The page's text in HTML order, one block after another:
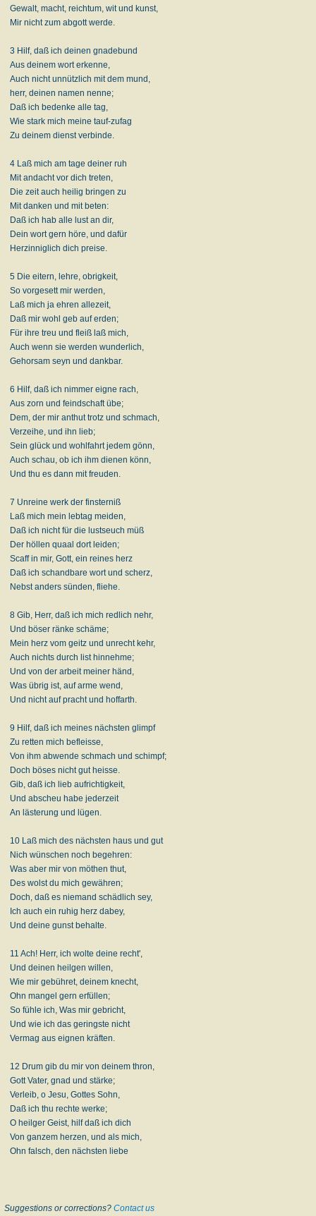
Gewalt, macht, reichtum, wit und kunst,
Mir nicht zum abgott werde.
3 Hilf, daß ich deinen gnadebund
Aus deinem wort erkenne,
Auch nicht unnützlich mit dem mund,
herr, deinen namen nenne;
Daß ich bedenke alle tag,
Wie stark mich meine tauf-zufag
Zu deinem dienst verbinde.
4 Laß mich am tage deiner ruh
Mit andacht vor dich treten,
Die zeit auch heilig bringen zu
Mit danken und mit beten:
Daß ich hab alle lust an dir,
Dein wort gern höre, und dafür
Herzinniglich dich preise.
5 Die eitern, lehre, obrigkeit,
So vorgesett mir werden,
Laß mich ja ehren allezeit,
Daß mir wohl geb auf erden;
Für ihre treu und fleiß laß mich,
Auch wenn sie werden wunderlich,
Gehorsam seyn und dankbar.
6 Hilf, daß ich nimmer eigne rach,
Aus zorn und feindschaft übe;
Dem, der mir anthut trotz und schmach,
Verzeihe, und ihn lieb;
Sein glück und wohlfahrt jedem gönn,
Auch schau, ob ich ihm dienen könn,
Und thu es dann mit freuden.
7 Unreine werk der finsterniß
Laß mich mein lebtag meiden,
Daß ich nicht für die lustseuch müß
Der höllen quaal dort leiden;
Scaff in mir, Gott, ein reines herz
Daß ich schandbare wort und scherz,
Nebst anders sünden, fliehe.
8 Gib, Herr, daß ich mich redlich nehr,
Und böser ränke schäme;
Mein herz vom geitz und unrecht kehr,
Auch nichts durch list hinnehme;
Und von der arbeit meiner händ,
Was übrig ist, auf arme wend,
Und nicht auf pracht und hoffarth.
9 Hilf, daß ich meines nächsten glimpf
Zu retten mich befleisse,
Von ihm abwende schmach und schimpf;
Doch böses nicht gut heisse.
Gib, daß ich lieb aufrichtigkeit,
Und abscheu habe jederzeit
An lästerung und lügen.
10 Laß mich des nächsten haus und gut
Nich wünschen noch begehren:
Was aber mir von möthen thut,
Des wolst du mich gewähren;
Doch, daß es niemand schädlich sey,
Ich auch ein ruhig herz dabey,
Und deine gunst behalte.
11 Ach! Herr, ich wolte deine recht',
Und deinen heilgen willen,
Wie mir gebühret, deinem knecht,
Ohn mangel gern erfüllen;
So fühle ich, Was mir gebricht,
Und wie ich das geringste nicht
Vermag aus eignen kräften.
12 Drum gib du mir von deinem thron,
Gott Vater, gnad und stärke;
Verleib, o Jesu, Gottes Sohn,
Daß ich thu rechte werke;
O heilger Geist, hilf daß ich dich
Von ganzem herzen, und als mich,
Ohn falsch, den nächsten liebe
Suggestions or corrections? Contact us